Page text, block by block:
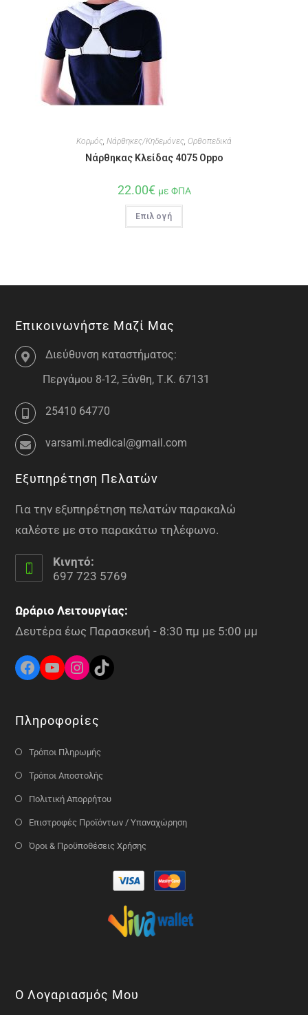
Κορμός, Νάρθηκες/Κηδεμόνες, Ορθοπεδικά
Νάρθηκας Κλείδας 4075 Oppo
22.00€ με ΦΠΑ
Επιλογή
Επικοινωνήστε Μαζί Μας
Διεύθυνση καταστήματος:
Περγάμου 8-12, Ξάνθη, Τ.Κ. 67131
25410 64770
varsami.medical@gmail.com
Εξυπηρέτηση Πελατών
Για την εξυπηρέτηση πελατών παρακαλώ
καλέστε με στο παρακάτω τηλέφωνο.
Κινητό:
697 723 5769
Ωράριο Λειτουργίας:
Δευτέρα έως Παρασκευή - 8:30 πμ με 5:00 μμ
Πληροφορίες
Τρόποι Πληρωμής
Τρόποι Αποστολής
Πολιτική Απορρήτου
Επιστροφές Προϊόντων / Υπαναχώρηση
Όροι & Προϋποθέσεις Χρήσης
Ο Λογαριασμός Μου